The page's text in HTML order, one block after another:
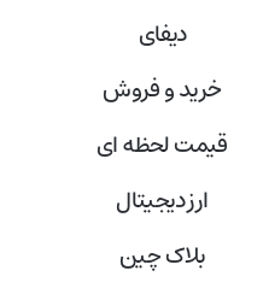
دیفای
خرید و فروش
قیمت لحظه ای
ارز دیجیتال
بلاک‌ چین